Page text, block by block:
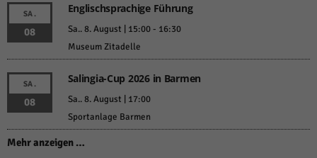
SA.
08
Englischsprachige Führung
Sa.. 8. August | 15:00- 16:30
Museum Zitadelle
SA.
08
Salingia-Cup 2026 in Barmen
Sa.. 8. August | 17:00
Sportanlage Barmen
Mehr anzeigen …